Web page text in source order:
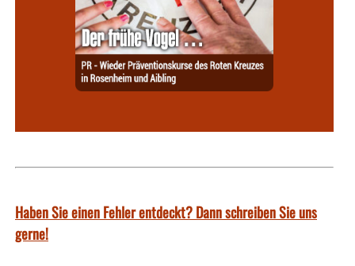
Haben Sie einen Fehler entdeckt? Dann schreiben Sie uns
gerne!